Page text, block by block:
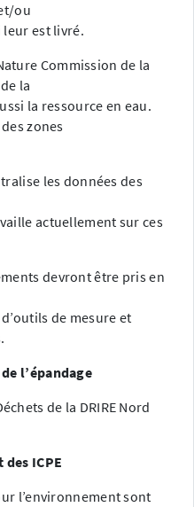
ou
leur est livré.
Commission de la
la
la ressource en eau.
zones
les données des
actuellement sur ces
devront être pris en
de mesure et
l’épandage
de la DRIRE Nord
ICPE
l’environnement sont